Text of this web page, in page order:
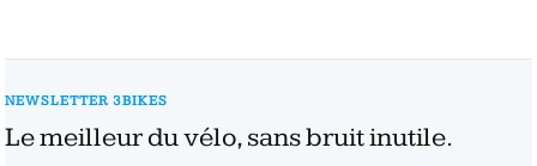
NEWSLETTER 3BIKES
Le meilleur du vélo, sans bruit inutile.